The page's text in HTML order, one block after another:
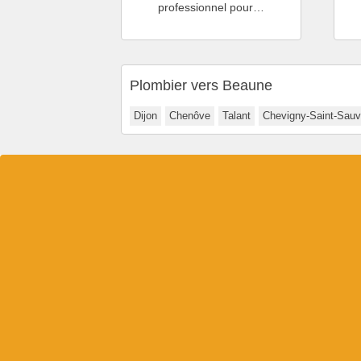
professionnel pour…
Plombier vers Beaune
Dijon Chenôve Talant Chevigny-Saint-